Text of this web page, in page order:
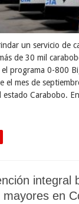
un servicio de
de 30 mil
programa 0-800
el mes de
estado Carabobo.
integral
en